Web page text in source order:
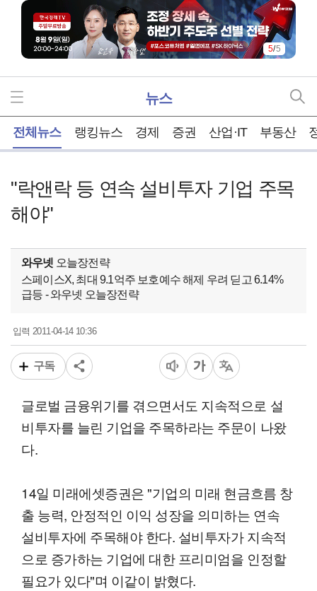
5/5
뉴스
전체뉴스 랭킹뉴스 경제 증권 산업·IT 부동산
"락앤락 등 연속 설비투자 기업 주목
해야"
와우넷 오늘장전략
스페이스X, 최대 9.1억주 보호예수 해제 우려 딛고 6.14%
급등 - 와우넷 오늘장전략
입력2011-04-14 10:36
구독
글로벌 금융위기를 겪으면서도 지속적으로 설
비투자를 늘린 기업을 주목하라는 주문이 나왔
다.
14일 미래에셋증권은 "기업의 미래 현금흐름 창
출 능력, 안정적인 이익 성장을 의미하는 연속
설비투자에 주목해야 한다. 설비투자가 지속적
으로 증가하는 기업에 대한 프리미엄을 인정할
필요가 있다"며 이같이 밝혔다.